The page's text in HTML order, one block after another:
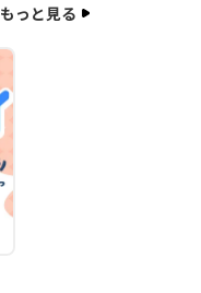
もっと見る